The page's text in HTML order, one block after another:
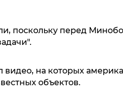
поскольку перед
видео, на которых
объектов.